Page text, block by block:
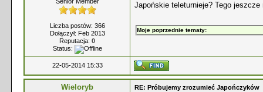
Liczba postów: 366
Dołączył: Feb 2013
Reputacja: 0
Status:
Japońskie teleturnieje? Tego jeszcze
Moje poprzednie tematy:
22-05-2014 15:33
Wieloryb RE: Próbujemy zrozumieć Japończyków